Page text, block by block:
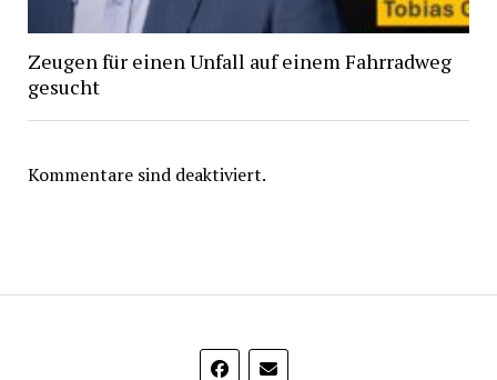
Zeugen für einen Unfall auf einem Fahrradweg
gesucht
Kommentare sind deaktiviert.